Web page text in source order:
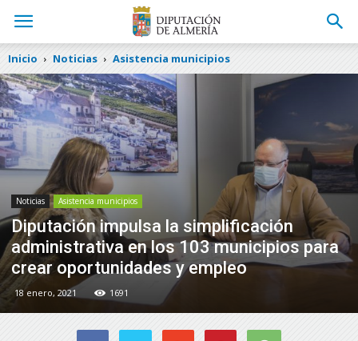
Inicio Noticias Asistencia municipios
Noticias Asistencia municipios
Diputación impulsa la simplificación
administrativa en los 103 municipios para
crear oportunidades y empleo
18 enero, 2021 1691